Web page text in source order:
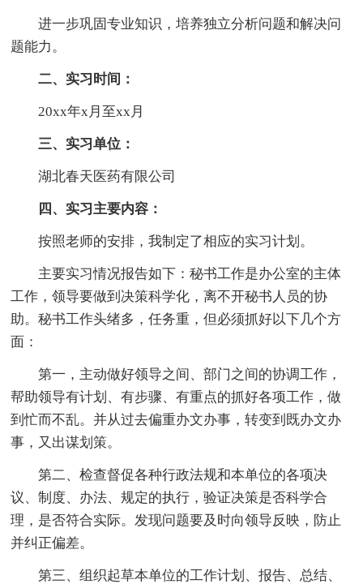
进一步巩固专业知识，培养独立分析问题和解决问
题能力。
二、实习时间：
20xx年x月至xx月
三、实习单位：
湖北春天医药有限公司
四、实习主要内容：
按照老师的安排，我制定了相应的实习计划。
主要实习情况报告如下：秘书工作是办公室的主体
工作，领导要做到决策科学化，离不开秘书人员的协
助。秘书工作头绪多，任务重，但必须抓好以下几个方
面：
第一，主动做好领导之间、部门之间的协调工作，
帮助领导有计划、有步骤、有重点的抓好各项工作，做
到忙而不乱。并从过去偏重办文办事，转变到既办文办
事，又出谋划策。
第二、检查督促各种行政法规和本单位的各项决
议、制度、办法、规定的执行，验证决策是否科学合
理，是否符合实际。发现问题要及时向领导反映，防止
并纠正偏差。
第三、组织起草本单位的工作计划、报告、总结、